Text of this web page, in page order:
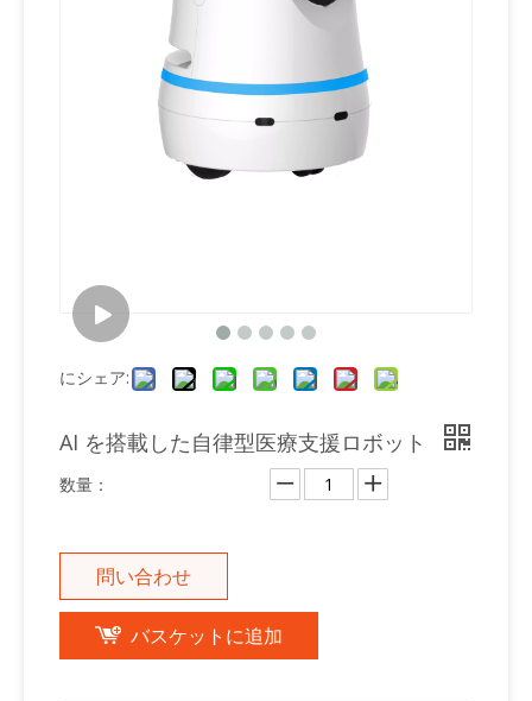
にシェア:
AI を搭載した自律型医療支援ロボット
数量：
問い合わせ
バスケットに追加